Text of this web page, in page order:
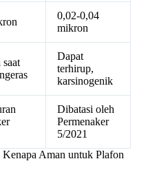
0,02-0,04
mikron
saat
Dapat
terhirup,
karsinogenik
Dibatasi oleh
Permenaker
5/2021
Aman untuk Plafon